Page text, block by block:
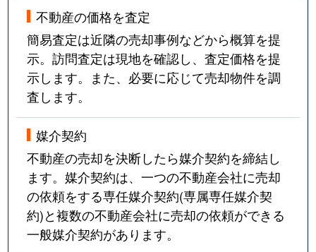
不動産の価格を査定
簡易査定は近隣の売却事例などから概算を提
示。訪問査定は現地を確認し、査定価格を提
示します。また、必要に応じて売却物件を調
査します。
媒介契約
不動産の売却を決断したら媒介契約を締結し
ます。媒介契約は、一つの不動産会社に売却
の依頼をする専任媒介契約(専属専任媒介契
約)と複数の不動産会社に売却の依頼ができる
一般媒介契約があります。